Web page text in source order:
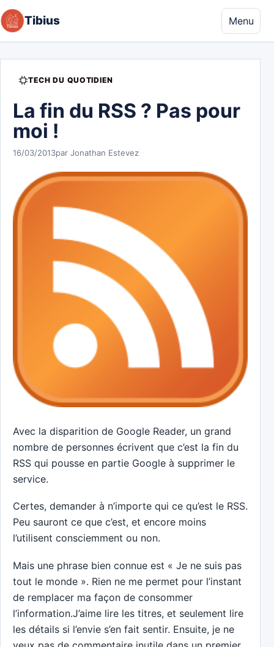
Aller au contenu
Tibius Menu
TECH DU QUOTIDIEN
La fin du RSS ? Pas pour
moi !
16/03/2013par Jonathan Estevez
Avec la disparition de Google Reader, un grand
nombre de personnes écrivent que c’est la fin du
RSS qui pousse en partie Google à supprimer le
service.
Certes, demander à n’importe qui ce qu’est le RSS.
Peu sauront ce que c’est, et encore moins
l’utilisent consciemment ou non.
Mais une phrase bien connue est « Je ne suis pas
tout le monde ». Rien ne me permet pour l’instant
de remplacer ma façon de consommer
l’information.J’aime lire les titres, et seulement lire
les détails si l’envie s’en fait sentir. Ensuite, je ne